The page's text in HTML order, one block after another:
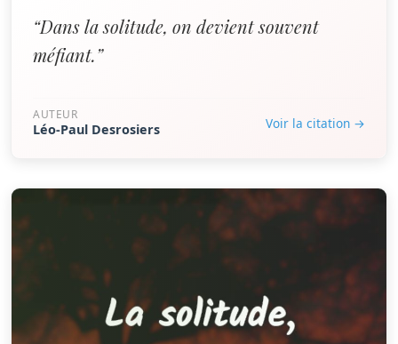
“Dans la solitude, on devient souvent
méfiant.”
AUTEUR
Léo-Paul Desrosiers Voir la citation →